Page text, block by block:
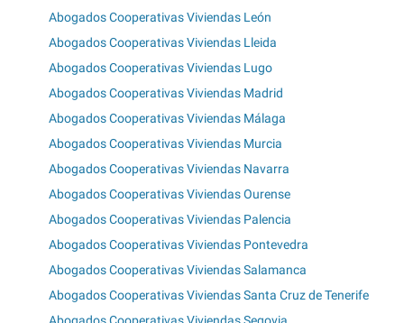
Abogados Cooperativas Viviendas León
Abogados Cooperativas Viviendas Lleida
Abogados Cooperativas Viviendas Lugo
Abogados Cooperativas Viviendas Madrid
Abogados Cooperativas Viviendas Málaga
Abogados Cooperativas Viviendas Murcia
Abogados Cooperativas Viviendas Navarra
Abogados Cooperativas Viviendas Ourense
Abogados Cooperativas Viviendas Palencia
Abogados Cooperativas Viviendas Pontevedra
Abogados Cooperativas Viviendas Salamanca
Abogados Cooperativas Viviendas Santa Cruz de Tenerife
Abogados Cooperativas Viviendas Segovia